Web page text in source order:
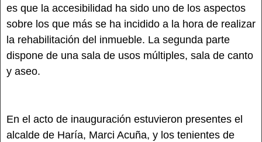
es que la accesibilidad ha sido uno de los aspectos
sobre los que más se ha incidido a la hora de realizar
la rehabilitación del inmueble. La segunda parte
dispone de una sala de usos múltiples, sala de canto
y aseo.
En el acto de inauguración estuvieron presentes el
alcalde de Haría, Marci Acuña, y los tenientes de